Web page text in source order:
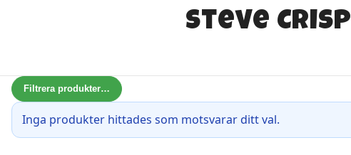
Steve Crisp
Filtrera produkter…
Inga produkter hittades som motsvarar ditt val.